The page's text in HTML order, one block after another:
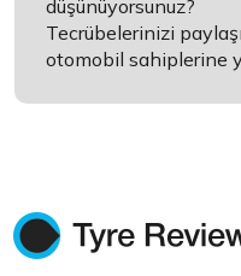
düşünüyorsunuz?
Tecrübelerinizi
otomobil sahiplerine